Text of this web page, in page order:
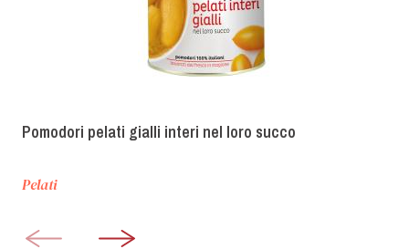
Pomodori pelati gialli interi nel loro succo
Pelati